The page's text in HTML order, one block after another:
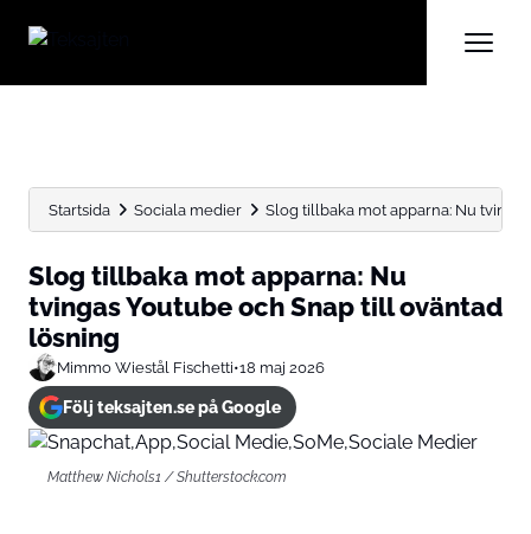
Startsida Sociala medier Slog tillbaka mot apparna: Nu
Slog tillbaka mot apparna: Nu
tvingas Youtube och Snap till oväntad
lösning
Mimmo Wiestål Fischetti•18 maj 2026
Följ teksajten.se på Google
Matthew Nichols1 / Shutterstock.com